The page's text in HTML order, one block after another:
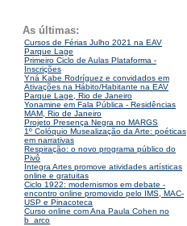
As últimas:
Cursos de Férias Julho 2021 na EAV
Parque Lage
Primeiro Ciclo de Aulas Plataforma -
Inscrições
Yná Kabe Rodríguez e convidados em
Ativações na Hábito/Habitante na EAV
Parque Lage, Rio de Janeiro
Yonamine em Fala Pública - Residências
MAM, Rio de Janeiro
Projeto Presença Negra no MARGS
1º Colóquio Musealização da Arte: poéticas
em narrativas
Respiração: o novo programa público do
Pivô
Integra Artes promove atividades artísticas
online e gratuitas
Ciclo 1922: modernismos em debate -
encontro online promovido pelo IMS, MAC-
USP e Pinacoteca
Curso online com Ana Paula Cohen no
b_arco